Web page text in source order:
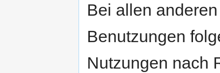
Bei allen
Benutzungen
Nutzungen nach